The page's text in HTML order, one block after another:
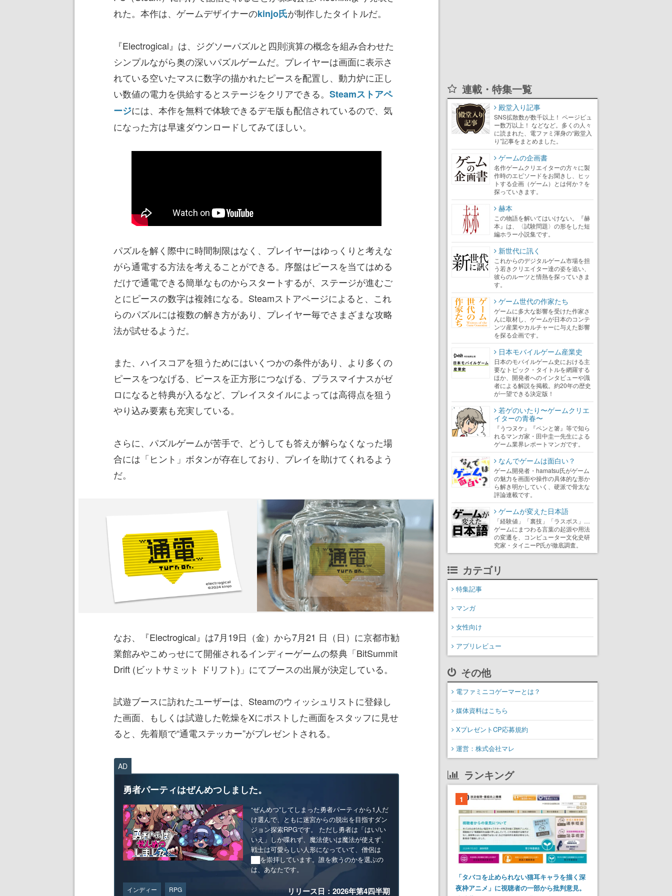
れた。本作は、ゲームデザイナーのkinjo氏が制作したタイトルだ。
『Electrogical』は、ジグソーパズルと四則演算の概念を組み合わせた
シンプルながら奥の深いパズルゲームだ。プレイヤーは画面に表示さ
れている空いたマスに数字の描かれたピースを配置し、動力炉に正し
い数値の電力を供給するとステージをクリアできる。 Steamストアペ
ージには、本作を無料で体験できるデモ版も配信されているので、気
になった方は早速ダウンロードしてみてほしい。
パズルを解く際中に時間制限はなく、プレイヤーはゆっくりと考えな
がら通電する方法を考えることができる。序盤はピースを当てはめる
だけで通電できる簡単なものからスタートするが、ステージが進むご
とにピースの数字は複雑になる。Steamストアページによると、これ
らのパズルには複数の解き方があり、プレイヤー毎でさまざまな攻略
法が試せるようだ。
また、ハイスコアを狙うためにはいくつかの条件があり、より多くの
ピースをつなげる、ピースを正方形につなげる、プラスマイナスがゼ
ロになると特典が入るなど、プレイスタイルによっては高得点を狙う
やり込み要素も充実している。
さらに、パズルゲームが苦手で、どうしても答えが解らなくなった場
合には「ヒント」ボタンが存在しており、プレイを助けてくれるよう
だ。
なお、『Electrogical』は7月19日（金）から7月21 日（日）に京都市勧
業館みやこめっせにて開催されるインディーゲームの祭典「BitSummit
Drift (ビットサミット ドリフト)」にてブースの出展が決定している。
試遊ブースに訪れたユーザーは、Steamのウィッシュリストに登録し
た画面、もしくは試遊した乾燥をXにポストした画面をスタッフに見せ
ると、先着順で“通電ステッカー”がプレゼントされる。
AD
勇者パーティはぜんめつしました。
“ぜんめつ”してしまった勇者パーティから1人だ
け選んで、ともに迷宮からの脱出を目指すダン
ジョン探索RPGです。 ただし勇者は「はい/い
いえ」しか喋れず、魔法使いは魔法が使えず、
戦士は可愛らしい人形になっていて、僧侶は
██を崇拝しています。誰を救うのかを選ぶの
は、あなたです。
インディー RPG リリース日：2026年第4四半期
連載・特集一覧
殿堂入り記事
SNS拡散数が数千以上！ ページビュ
ー数万以上！ などなど。多くの人々
に読まれた、電ファミ渾身の“殿堂入
り”記事をまとめました。
ゲームの企画書
名作ゲームクリエイターの方々に製
作時のエピソードをお聞きし、ヒッ
トする企画（ゲーム）とは何か？を
探っていきます。
赫本
この物語を解いてはいけない。『赫
本』は、〈試験問題〉の形をした短
編ホラー小説集です。
新世代に訊く
これからのデジタルゲーム市場を担
う若きクリエイター達の姿を追い、
彼らのルーツと情熱を探っていきま
す。
ゲーム世代の作家たち
ゲームに多大な影響を受けた作家さ
んに取材し、ゲームが日本のコンテ
ンツ産業やカルチャーに与えた影響
を探る企画です。
日本モバイルゲーム産業史
日本のモバイルゲーム史における主
要なトピック・タイトルを網羅する
ほか、開発者へのインタビューや識
者による解説を掲載。約20年の歴史
が一望できる決定版！
若ゲのいたり〜ゲームクリエ
イターの青春〜
『うつヌケ』『ペンと箸』等で知ら
れるマンガ家・田中圭一先生による
ゲーム業界レポートマンガです。
なんでゲームは面白い？
ゲーム開発者・hamatsu氏がゲーム
の魅力を画面や操作の具体的な形か
ら解き明かしていく、硬派で骨太な
評論連載です。
ゲームが変えた日本語
「経験値」「裏技」「ラスボス」…
ゲームにまつわる言葉の起源や用法
の変遷を、コンピューター文化史研
究家・タイニーP氏が徹底調査。
カテゴリ
特集記事
マンガ
女性向け
アプリレビュー
その他
電ファミニコゲーマーとは？
媒体資料はこちら
XプレゼントCP応募規約
運営：株式会社マレ
ランキング
1
「タバコを止められない猫耳キャラを描く深
夜枠アニメ」に視聴者の一部から批判意見。